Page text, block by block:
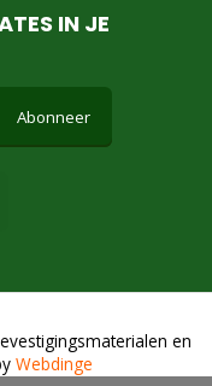
IN JE
Abonneer
en
Webdinge